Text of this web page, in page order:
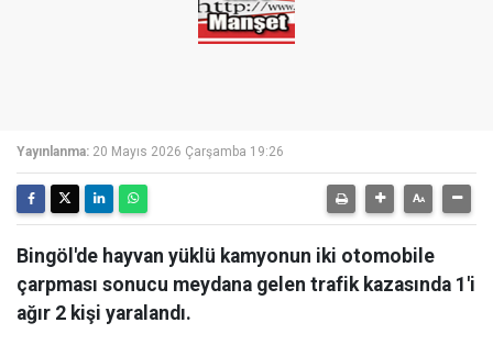
Yayınlanma: 20 Mayıs 2026 Çarşamba 19:26
Bingöl'de hayvan yüklü kamyonun iki otomobile
çarpması sonucu meydana gelen trafik kazasında 1'i
ağır 2 kişi yaralandı.